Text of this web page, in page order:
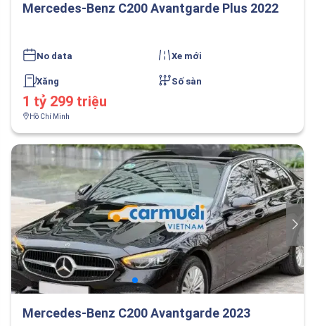
Mercedes-Benz C200 Avantgarde Plus 2022
No data Xe mới
Xăng Số sàn
1 tỷ 299 triệu
Hồ Chí Minh
Mercedes-Benz C200 Avantgarde 2023